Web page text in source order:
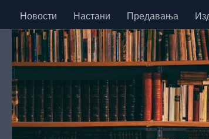
Skip to content
Новости Настани Предавања